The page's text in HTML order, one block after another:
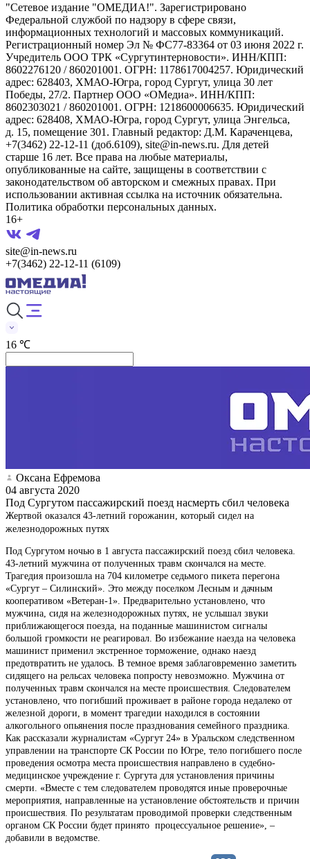
"Сетевое издание "ОМЕДИА!". Зарегистрировано
Федеральной службой по надзору в сфере связи,
информационных технологий и массовых коммуникаций.
Регистрационный номер Эл № ФС77-83364 от 03 июня 2022 г.
Учредитель ООО ТРК «Сургутинтерновости». ИНН/КПП:
8602276120 / 860201001. ОГРН: 1178617004257. Юридический
адрес: 628403, ХМАО-Югра, город Сургут, улица 30 лет
Победы, 27/2. Партнер ООО «ОМедиа». ИНН/КПП:
8602303021 / 860201001. ОГРН: 1218600006635. Юридический
адрес: 628408, ХМАО-Югра, город Сургут, улица Энгельса,
д. 15, помещение 301. Главный редактор: Д.М. Караченцева,
+7(3462) 22-12-11 (доб.6109), site@in-news.ru. Для детей
старше 16 лет. Все права на любые материалы,
опубликованные на сайте, защищены в соответствии с
законодательством об авторском и смежных правах. При
использовании активная ссылка на источник обязательна.
Политика обработки персональных данных.
16+
site@in-news.ru
+7(3462) 22-12-11 (6109)
16 ℃
Оксана Ефремова
04 августа 2020
Под Сургутом пассажирский поезд насмерть сбил человека
Жертвой оказался 43-летний горожанин, который сидел на
железнодорожных путях
Под Сургутом ночью в 1 августа пассажирский поезд сбил человека.
43-летний мужчина от полученных травм скончался на месте.
Трагедия произошла на 704 километре седьмого пикета перегона
«Сургут – Силинский». Это между поселком Лесным и дачным
кооперативом «Ветеран-1». Предварительно установлено, что
мужчина, сидя на железнодорожных путях, не услышал звуки
приближающегося поезда, на поданные машинистом сигналы
большой громкости не реагировал. Во избежание наезда на человека
машинист применил экстренное торможение, однако наезд
предотвратить не удалось. В темное время заблаговременно заметить
сидящего на рельсах человека попросту невозможно. Мужчина от
полученных травм скончался на месте происшествия. Следователем
установлено, что погибший проживает в районе города недалеко от
железной дороги, в момент трагедии находился в состоянии
алкогольного опьянения после празднования семейного праздника.
Как рассказали журналистам «Сургут 24» в Уральском следственном
управлении на транспорте СК России по Югре, тело погибшего после
проведения осмотра места происшествия направлено в судебно-
медицинское учреждение г. Сургута для установления причины
смерти. «Вместе с тем следователем проводятся иные проверочные
мероприятия, направленные на установление обстоятельств и причин
происшествия. По результатам проводимой проверки следственным
органом СК России будет принято процессуальное решение», –
добавили в ведомстве.